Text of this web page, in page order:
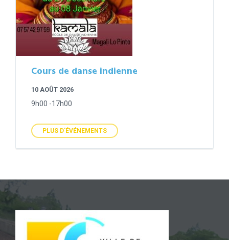
Cours de danse indienne
10 AOÛT 2026
9h00 -17h00
PLUS D'ÉVÉNEMENTS